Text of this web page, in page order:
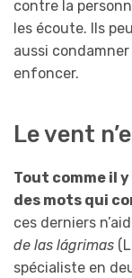
contre la
les écoute. Ils
aussi
enfoncer.
Le vent
Tout comme il
des mots qui
ces derniers
de las lágrimas
spécialiste en